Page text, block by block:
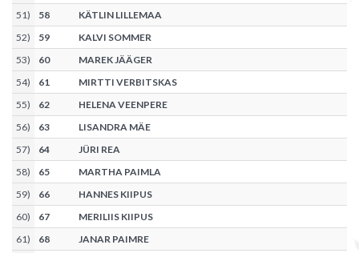
51) 58
KÄTLIN LILLEMAA
52) 59
KALVI SOMMER
53) 60
MAREK JÄÄGER
54) 61
MIRTTI VERBITSKAS
55) 62
HELENA VEENPERE
56) 63
LISANDRA MÄE
57) 64
JÜRI REA
58) 65
MARTHA PAIMLA
59) 66
HANNES KIIPUS
60) 67
MERILIIS KIIPUS
61) 68
JANAR PAIMRE